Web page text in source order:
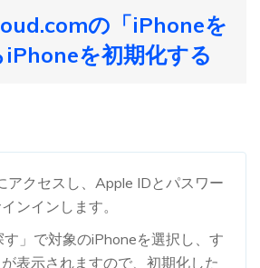
の「iPhoneを
を初期化する
アクセスし、Apple IDとパスワー
ンインします。
」で対象のiPhoneを選択し、す
表示されますので、初期化した